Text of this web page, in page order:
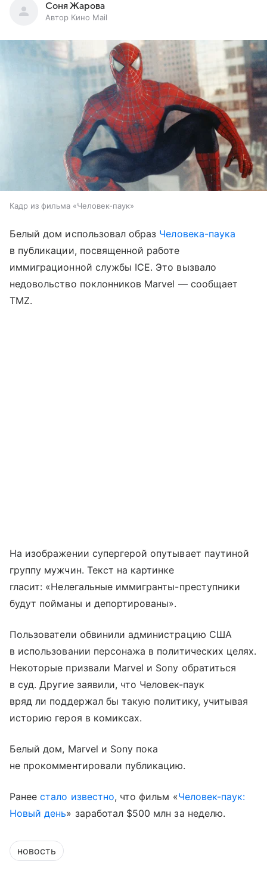
Соня Жарова
Автор Кино Mail
Кадр из фильма «Человек-паук»
Белый дом использовал образ Человека-паука
в публикации, посвященной работе
иммиграционной службы ICE. Это вызвало
недовольство поклонников Marvel — сообщает
TMZ.
На изображении супергерой опутывает паутиной
группу мужчин. Текст на картинке
гласит: «Нелегальные иммигранты-преступники
будут пойманы и депортированы».
Пользователи обвинили администрацию США
в использовании персонажа в политических целях.
Некоторые призвали Marvel и Sony обратиться
в суд. Другие заявили, что Человек-паук
вряд ли поддержал бы такую политику, учитывая
историю героя в комиксах.
Белый дом, Marvel и Sony пока
не прокомментировали публикацию.
Ранеестало известно, что фильм «Человек-паук:
Новый день» заработал $500 млн за неделю.
новость